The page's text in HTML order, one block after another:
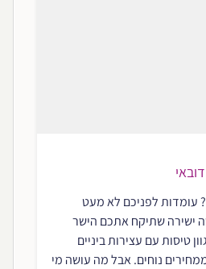
עומדות לפניכם לא מעט
ישירה שתיקח אתכם הישר
טיסות עם עצירות ביניים
נוחים. אבל מה עושה מי